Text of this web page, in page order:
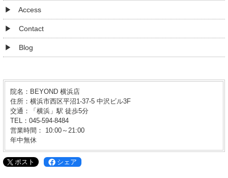
院名：BEYOND 横浜店
住所：横浜市西区平沼1-37-5 中沢ビル3F
交通：「横浜」駅 徒歩5分
TEL：045-594-8484
営業時間： 10:00～21:00
年中無休
ポスト シェア
Access
Contact
Blog